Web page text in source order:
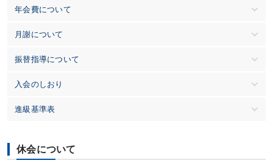
年会費について
月謝について
振替指導について
入会のしおり
進級基準表
休会について